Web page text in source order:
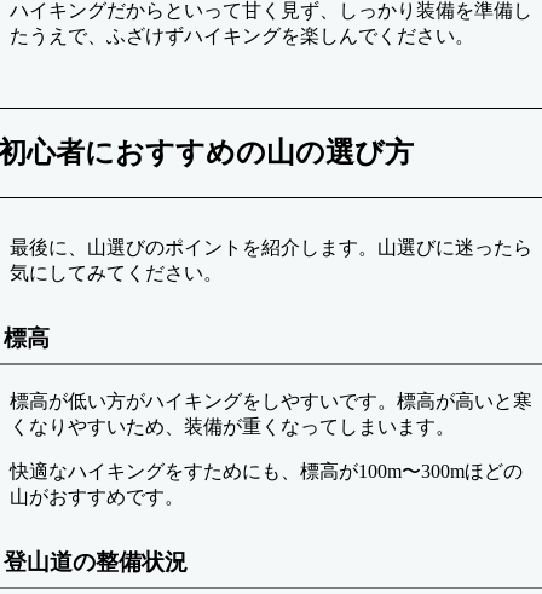
ハイキングだからといって甘く見ず、しっかり装備を準備し
たうえで、ふざけずハイキングを楽しんでください。
心者におすすめの山の選び方
最後に、山選びのポイントを紹介します。山選びに迷ったら
気にしてみてください。
標高
標高が低い方がハイキングをしやすいです。標高が高いと寒
くなりやすいため、装備が重くなってしまいます。
快適なハイキングをすためにも、標高が100m〜300mほどの
山がおすすめです。
登山道の整備状況